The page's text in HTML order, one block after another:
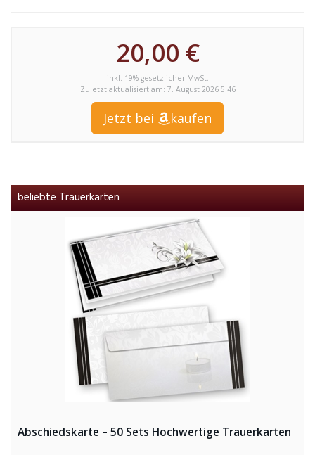
20,00 €
inkl. 19% gesetzlicher MwSt.
Zuletzt aktualisiert am: 7. August 2026 5:46
Jetzt bei kaufen
beliebte Trauerkarten
Abschiedskarte – 50 Sets Hochwertige Trauerkarten